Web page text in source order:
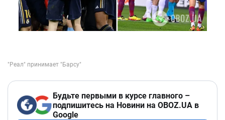
Будьте первыми в курсе главного –
подпишитесь на Новини на OBOZ.UA в
Google